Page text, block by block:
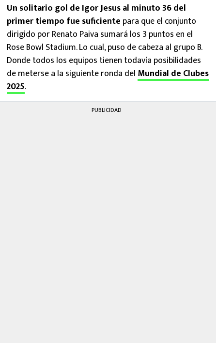
Un solitario gol de Igor Jesus al minuto 36 del
primer tiempo fue suficiente para que el conjunto
dirigido por Renato Paiva sumará los 3 puntos en el
Rose Bowl Stadium. Lo cual, puso de cabeza al grupo B.
Donde todos los equipos tienen todavía posibilidades
de meterse a la siguiente ronda del Mundial de Clubes
2025.
PUBLICIDAD